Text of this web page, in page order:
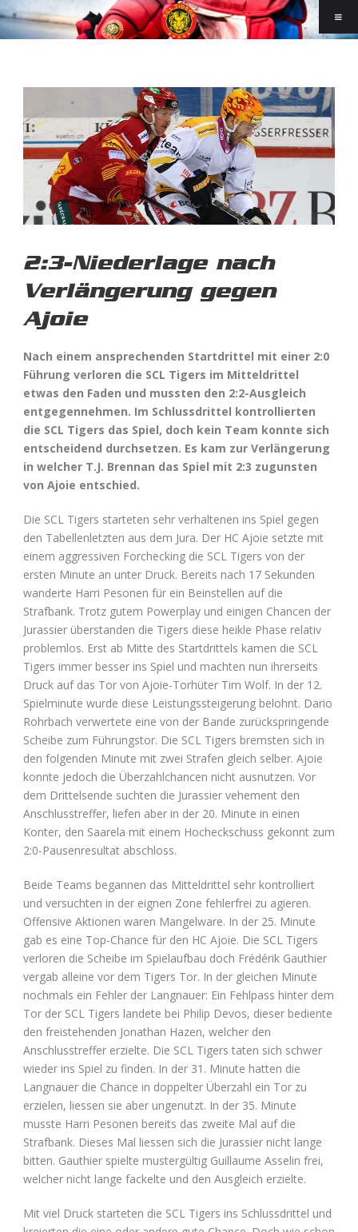
2:3-Niederlage nach
Verlängerung gegen
Ajoie
Nach einem ansprechenden Startdrittel mit einer 2:0
Führung verloren die SCL Tigers im Mitteldrittel
etwas den Faden und mussten den 2:2-Ausgleich
entgegennehmen. Im Schlussdrittel kontrollierten
die SCL Tigers das Spiel, doch kein Team konnte sich
entscheidend durchsetzen. Es kam zur Verlängerung
in welcher T.J. Brennan das Spiel mit 2:3 zugunsten
von Ajoie entschied.
Die SCL Tigers starteten sehr verhaltenen ins Spiel gegen
den Tabellenletzten aus dem Jura. Der HC Ajoie setzte mit
einem aggressiven Forchecking die SCL Tigers von der
ersten Minute an unter Druck. Bereits nach 17 Sekunden
wanderte Harri Pesonen für ein Beinstellen auf die
Strafbank. Trotz gutem Powerplay und einigen Chancen der
Jurassier überstanden die Tigers diese heikle Phase relativ
problemlos. Erst ab Mitte des Startdrittels kamen die SCL
Tigers immer besser ins Spiel und machten nun ihrerseits
Druck auf das Tor von Ajoie-Torhüter Tim Wolf. In der 12.
Spielminute wurde diese Leistungssteigerung belohnt. Dario
Rohrbach verwertete eine von der Bande zurückspringende
Scheibe zum Führungstor. Die SCL Tigers bremsten sich in
den folgenden Minute mit zwei Strafen gleich selber. Ajoie
konnte jedoch die Überzahlchancen nicht ausnutzen. Vor
dem Drittelsende suchten die Jurassier vehement den
Anschlusstreffer, liefen aber in der 20. Minute in einen
Konter, den Saarela mit einem Hocheckschuss gekonnt zum
2:0-Pausenresultat abschloss.
Beide Teams begannen das Mitteldrittel sehr kontrolliert
und versuchten in der eignen Zone fehlerfrei zu agieren.
Offensive Aktionen waren Mangelware. In der 25. Minute
gab es eine Top-Chance für den HC Ajoie. Die SCL Tigers
verloren die Scheibe im Spielaufbau doch Frédérik Gauthier
vergab alleine vor dem Tigers Tor. In der gleichen Minute
nochmals ein Fehler der Langnauer: Ein Fehlpass hinter dem
Tor der SCL Tigers landete bei Philip Devos, dieser bediente
den freistehenden Jonathan Hazen, welcher den
Anschlusstreffer erzielte. Die SCL Tigers taten sich schwer
wieder ins Spiel zu finden. In der 31. Minute hatten die
Langnauer die Chance in doppelter Überzahl ein Tor zu
erzielen, liessen sie aber ungenutzt. In der 35. Minute
musste Harri Pesonen bereits das zweite Mal auf die
Strafbank. Dieses Mal liessen sich die Jurassier nicht lange
bitten. Gauthier spielte mustergültig Guillaume Asselin frei,
welcher nicht lange fackelte und den Ausgleich erzielte.
Mit viel Druck starteten die SCL Tigers ins Schlussdrittel und